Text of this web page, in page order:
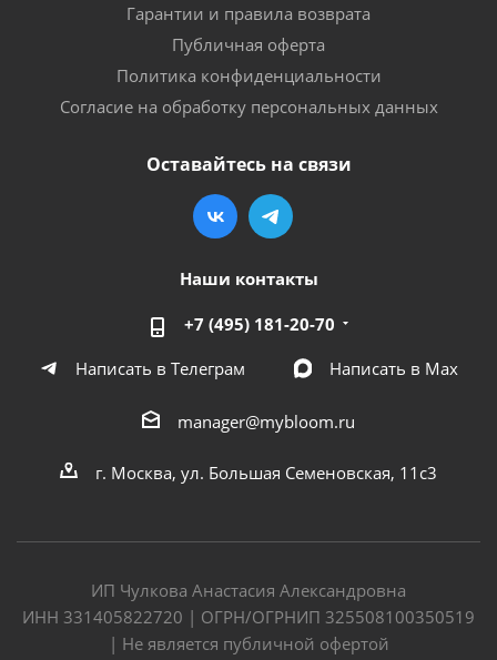
Гарантии и правила возврата
Публичная оферта
Политика конфиденциальности
Согласие на обработку персональных данных
Оставайтесь на связи
Наши контакты
+7 (495) 181-20-70
Написать в Телеграм
Написать в Мах
manager@mybloom.ru
г. Москва, ул. Большая Семеновская, 11с3
ИП Чулкова Анастасия Александровна
ИНН 331405822720 | ОГРН/ОГРНИП 325508100350519
| Не является публичной офертой